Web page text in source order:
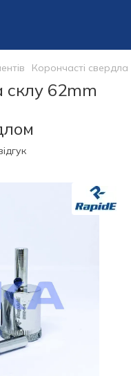
Корончасті свердла
склу 62mm